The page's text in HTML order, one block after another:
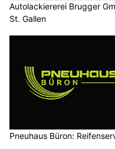
Autolackiererei Brugger
St. Gallen
Pneuhaus Büron: